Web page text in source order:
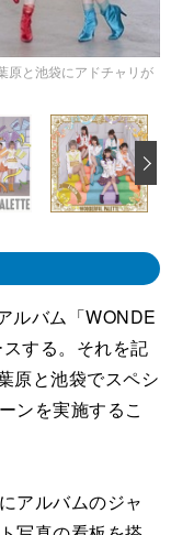
原と池袋にアドチャリが
ルバム「WONDE
する。それを記
原と池袋でスペシ
ンを実施するこ
アルバムのジャ